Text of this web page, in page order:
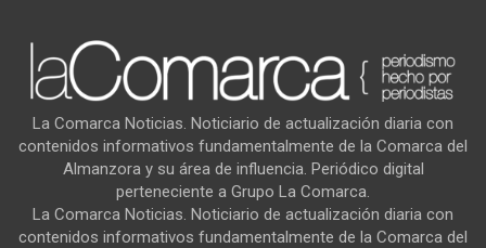
La Comarca Noticias. Noticiario de actualización diaria con
contenidos informativos fundamentalmente de la Comarca del
Almanzora y su área de influencia. Periódico digital
perteneciente a Grupo La Comarca.
La Comarca Noticias. Noticiario de actualización diaria con
contenidos informativos fundamentalmente de la Comarca del